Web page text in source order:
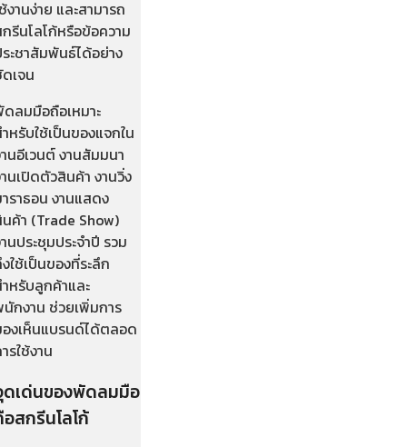
งานง่าย และสามารถ
รีนโลโก้หรือข้อความ
ะชาสัมพันธ์ได้อย่าง
เจน
ลมมือถือเหมาะ
หรับใช้เป็นของแจกใน
นอีเวนต์ งานสัมมนา
นเปิดตัวสินค้า งานวิ่ง
ราธอน งานแสดง
ค้า (Trade Show)
นประชุมประจำปี รวม
ใช้เป็นของที่ระลึก
หรับลูกค้าและ
กงาน ช่วยเพิ่มการ
งเห็นแบรนด์ได้ตลอด
รใช้งาน
เด่นของพัดลมมือ
สกรีนโลโก้